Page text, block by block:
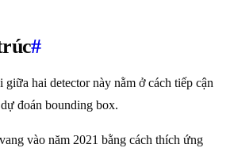
#
hai detector này nằm ở cách tiếp cận
đoán bounding box.
vào năm 2021 bằng cách thích ứng